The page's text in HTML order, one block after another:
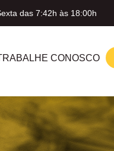
das 7:42h às 18:00h
CONOSCO